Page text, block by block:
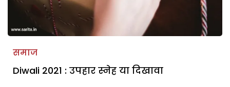
समाज
Diwali 2021 : उपहार स्नेह या दिखावा